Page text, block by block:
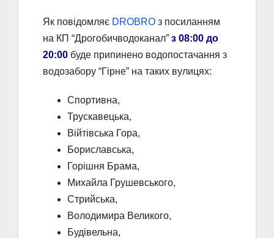
Як повідомляє DROBRO з посиланням
на КП “Дрогобичводоканал” з 08:00 до
20:00 буде припинено водопостачання з
водозабору “Гірне” на таких вулицях:
Спортивна,
Трускавецька,
Війтівська Гора,
Бориславська,
Горішня Брама,
Михайла Грушевського,
Стрийська,
Володимира Великого,
Будівельна,